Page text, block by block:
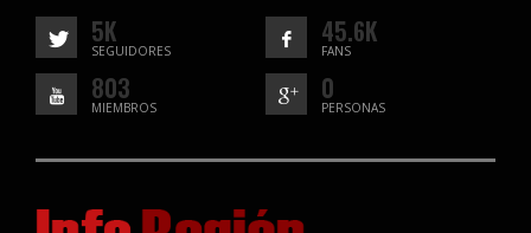
5K
SEGUIDORES
45.6K
FANS
803
MIEMBROS
0
PERSONAS